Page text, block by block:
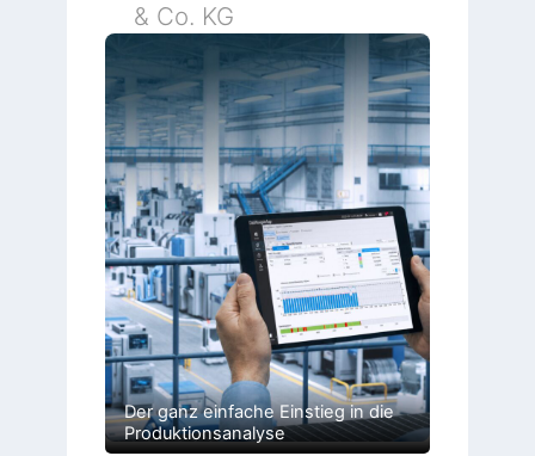
& Co. KG
Der ganz einfache Einstieg in die
Produktionsanalyse